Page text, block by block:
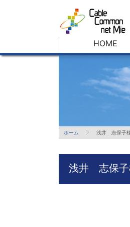
HOME
ホーム 浅井 志保子様
浅井 志保子